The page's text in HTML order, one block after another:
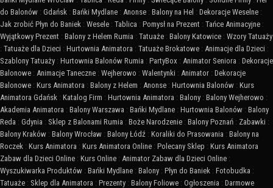
do Balonów : Gdańsk : Bańki Mydlane : Anonse : Balony na Hel : Dekoracje Weselne :
Jak zrobić Płyn do Baniek : Wesele : Tablica : Pomysł na Prezent : Tańce Animacyjne :
Wyjątkowy Prezent : Balony z Helem Rumia : Tatuaże : Balony Katowice : Wzory Tatuaży
: Tatuaże dla Dzieci : Hurtownia Animatora : Tatuaże Brokatowe : Animacje dla Dzieci :
Szablony Tatuaży : Hurtownia Balonów Rumia : PartyBox : Animator Seniora : Dekoracje
Balonowe : Animacje Taneczne : Wejherowo : Walentynki : Animator : Dekoracje
Balonowe : Kurs Animatora : Balony z Helem : Anonse : Hurtownia Balonów : Kurs
Animatora Gdańsk : Katalog Firm : Hurtownia Animatora : Balony : Balony Wejherowo :
Akademia Animatora : Balony Warszawa : Bańki Mydlane : Hurtownia Balonów : Balony
Reda : Gdynia : Sklep z Balonami Rumia : Boże Narodzenie : Balony Poznań : Zabawki :
Balony Kraków : Balony Wrocław : Balony Łódź : Koraliki do Prasowania : Balony na
Roczek : Kurs Animatora : Kurs Animatora Online : Polecany Sklep : Kurs Animatora
Zabaw dla Dzieci Online : Kurs Online : Animator Zabaw dla Dzieci Online :
Wyszukiwarka Produktów : Bańki Mydlane : Balony : Płyn do Baniek : Fotobudka :
Tatuaże : Sklep dla Animatora : Prezenty : Balony Foliowe : Ogłoszenia : Darmowe